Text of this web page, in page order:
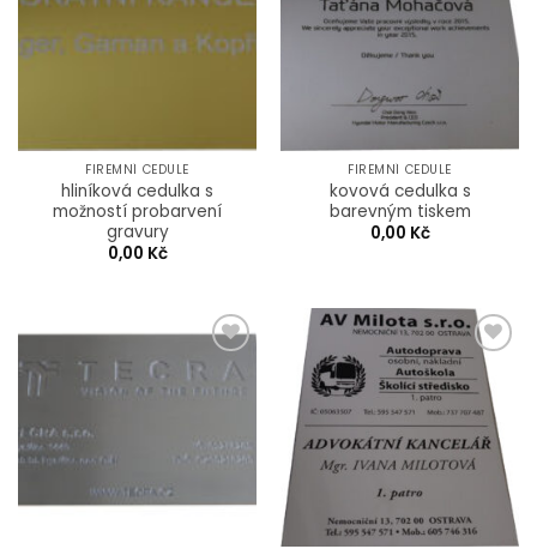
FIREMNÍ CEDULE
hliníková cedulka s
možností probarvení
gravury
0,00 Kč
FIREMNÍ CEDULE
kovová cedulka s
barevným tiskem
0,00 Kč
Add to
Wishlist
Add to
Wishlist